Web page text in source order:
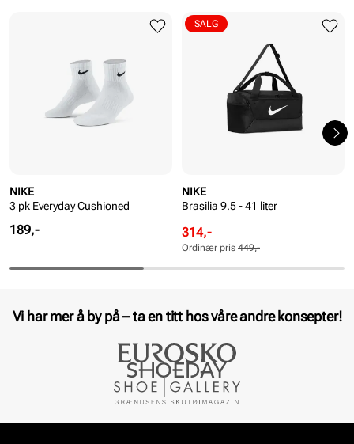
NIKE
3 pk Everyday Cushioned
Pris
189,-
NIKE
Brasilia 9.5 - 41 liter
Rabattert
pris
Pris
314,-
Ordinær
pris
Pris
Ordinær pris 449,-
SALG
Vi har mer å by på – ta en titt hos våre andre konsepter!